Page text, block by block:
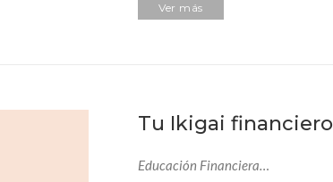
Ver más
Tu Ikigai financiero
Educación Financiera…